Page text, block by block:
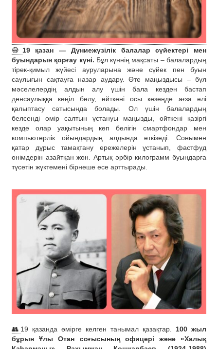
😅 19 қазан — Дүниежүзілік балалар сүйектері мен
буындарын қорғау күні. Бұл күннің мақсаты – балалардың
тірек-қимыл жүйесі ауруларына және сүйек пен буын
саулығын сақтауға назар аудару. Өте маңыздысы – бұл
мәселелердің алдын алу үшін бала кезден бастап
денсаулыққа көңіл бөлу, өйткені осы кезеңде ағза әлі
қалыптасу сатысында болады. Ол үшін балалардың
белсенді өмір салтын ұстануы маңызды, өйткені қазіргі
кезде олар уақытының көп бөлігін смартфондар мен
компьютерлік ойындардың алдында өткізеді. Сонымен
қатар дұрыс тамақтану ережелерін ұстанып, фастфуд
өнімдерін азайтқан жөн. Артық әрбір килограмм буындарға
түсетін жүктемені бірнеше есе арттырады.
👥 19 қазанда өмірге келген танымал қазақтар. 100 жыл
бұрын Ұлы Отан соғысының офицері және «Халық